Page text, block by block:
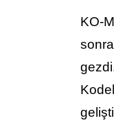
KO-